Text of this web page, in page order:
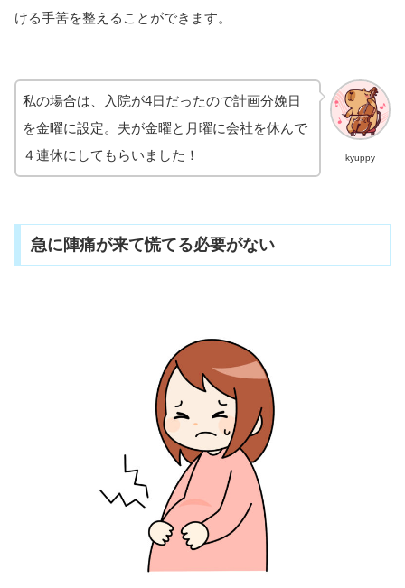
ける手筈を整えることができます。
kyuppy
私の場合は、入院が4日だったので計画分娩日
を金曜に設定。夫が金曜と月曜に会社を休んで
４連休にしてもらいました！
急に陣痛が来て慌てる必要がない